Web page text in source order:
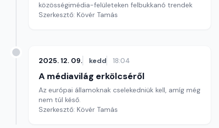
közösségimédia-felületeken felbukkanó trendek
Szerkesztő: Kövér Tamás
2025. 12. 09. kedd 18:04
A médiavilág erkölcséről
Az európai államoknak cselekedniük kell, amíg még
nem túl késő.
Szerkesztő: Kövér Tamás